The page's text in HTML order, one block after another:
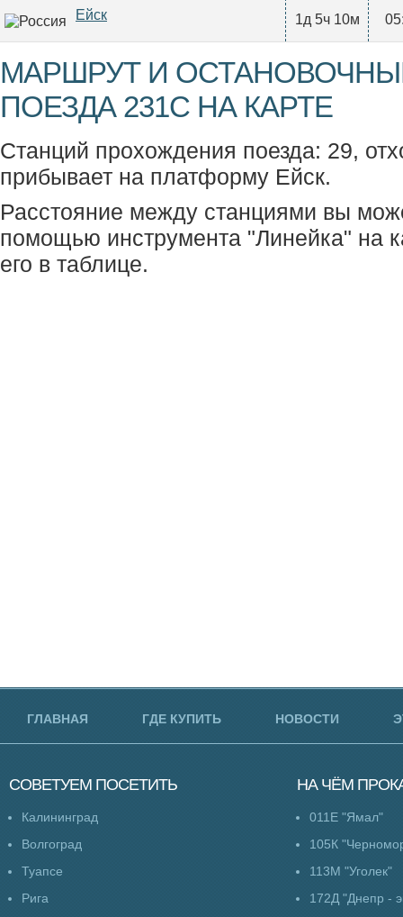
Ейск 1д 5ч 10м
МАРШРУТ И
ПОЕЗДА 231С НА КАРТЕ
Станций прохождения поезда: 29,
прибывает на платформу Ейск.
Расстояние между станциями вы
помощью инструмента "Линейка" на
его в таблице.
ГЛАВНАЯ ГДЕ КУПИТЬ НОВОСТИ
СОВЕТУЕМ ПОСЕТИТЬ
Калининград
Волгоград
Туапсе
Рига
НА ЧЁМ
011Е "Ямал"
105К
113М "Уголек"
172Д "Днепр -